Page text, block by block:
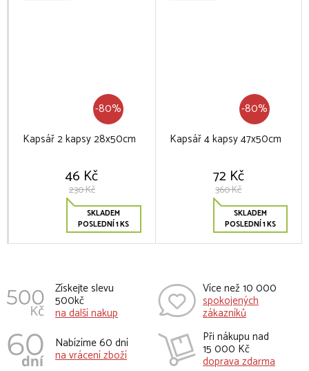
-80%
Kapsář 2 kapsy 28x50cm
46 Kč
230 Kč
SKLADEM
POSLEDNÍ 1 KS
-80%
Kapsář 4 kapsy 47x50cm
72 Kč
360 Kč
SKLADEM
POSLEDNÍ 1 KS
Získejte slevu
500kč
na další nakup
Více než 10 000
spokojených
zákazníků
Nabízíme 60 dní
na vrácení zboží
Při nákupu nad
15 000 Kč
doprava zdarma